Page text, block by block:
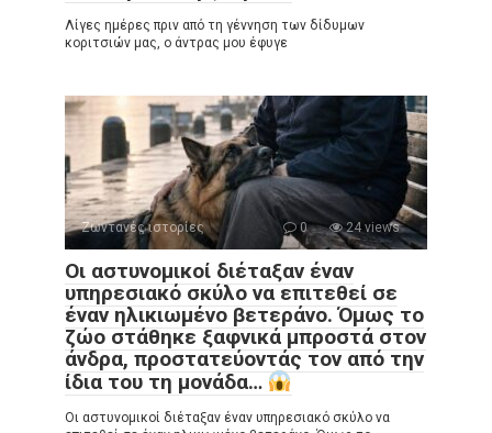
Λίγες ημέρες πριν από τη γέννηση των δίδυμων
κοριτσιών μας, ο άντρας μου έφυγε
Ζωντανές ιστορίες 0 24 views
Οι αστυνομικοί διέταξαν έναν
υπηρεσιακό σκύλο να επιτεθεί σε
έναν ηλικιωμένο βετεράνο. Όμως το
ζώο στάθηκε ξαφνικά μπροστά στον
άνδρα, προστατεύοντάς τον από την
ίδια του τη μονάδα…
Οι αστυνομικοί διέταξαν έναν υπηρεσιακό σκύλο να